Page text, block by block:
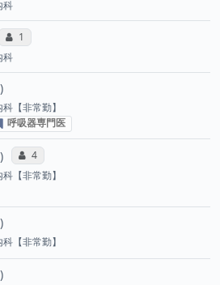
科
コミュニケーション・タイプ投票数
1
科
【非常勤】
呼吸器専門医
コミュニケーション・タイプ投票数
4
【非常勤】
【非常勤】